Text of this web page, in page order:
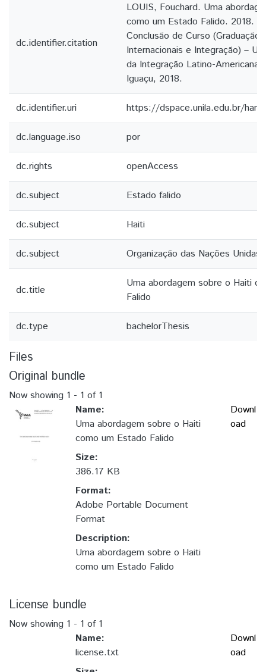
dc.identifier.citation
LOUIS, Fouchard. Uma
como um Estado Falido. 2018.
Conclusão de Curso (Graduação
Internacionais e Integração) –
da Integração Latino-
Iguaçu, 2018.
dc.identifier.uri https://dspace.unila.edu.br/
dc.language.iso por
dc.rights openAccess
dc.subject Estado falido
dc.subject Haiti
dc.subject Organização das Nações Unidas
dc.title
Uma abordagem sobre o Haiti
Falido
dc.type bachelorThesis
Files
Original bundle
Now showing 1 - 1 of 1
Name:
Uma abordagem sobre o Haiti
como um Estado Falido
Size:
386.17 KB
Format:
Adobe Portable Document
Format
Description:
Uma abordagem sobre o Haiti
como um Estado Falido
Downl
oad
License bundle
Now showing 1 - 1 of 1
Name:
license.txt
Downl
oad